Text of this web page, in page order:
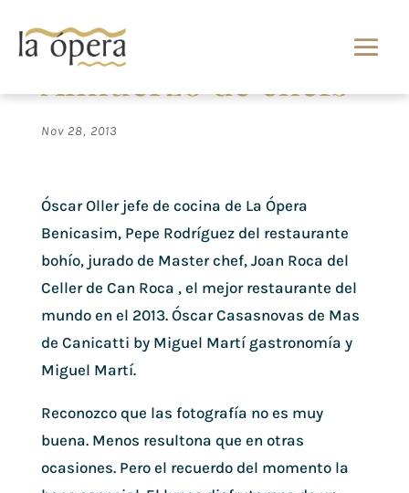
Almuerzo de chefs
Nov 28, 2013
Óscar Oller jefe de cocina de La Ópera
Benicasim, Pepe Rodríguez del restaurante
bohío, jurado de Master chef, Joan Roca del
Celler de Can Roca , el mejor restaurante del
mundo en el 2013. Óscar Casasnovas de Mas
de Canicatti by Miguel Martí gastronomía y
Miguel Martí.
Reconozco que las fotografía no es muy
buena. Menos resultona que en otras
ocasiones. Pero el recuerdo del momento la